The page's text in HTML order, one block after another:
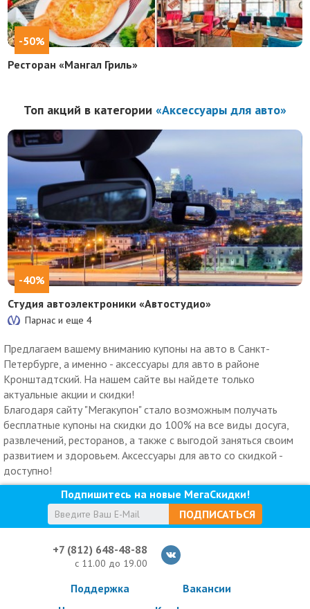
-50%
Ресторан «Мангал Гриль»
Топ акций в категории «Аксессуары для авто»
-40%
Студия автоэлектроники «Автостудио»
Парнас и еще4
Предлагаем вашему вниманию купоны на авто в Санкт-
Петербурге, а именно - аксессуары для авто в районе
Кронштадтский. На нашем сайте вы найдете только
актуальные акции и скидки!
Благодаря сайту "Мегакупон" стало возможным получать
бесплатные купоны на скидки до 100% на все виды досуга,
развлечений, ресторанов, а также с выгодой заняться своим
развитием и здоровьем. Аксессуары для авто со скидкой -
доступно!
Подпишитесь на новые МегаСкидки!
ПОДПИСАТЬСЯ
+7 (812) 648-48-88
с 11.00 до 19.00
Поддержка
Вакансии